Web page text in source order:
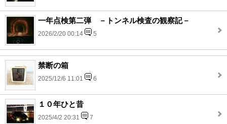
一年点検第二弾 －トンネル検査の観察記－
2026/2/20 00:14 5
禁断の箱
2025/12/6 11:01 6
１０年ひと昔
2025/4/2 20:31 7